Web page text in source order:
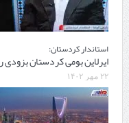
استاندار کردستان:
ایرلاین بومی کردستان
۲۲ مهر ۱۴۰۲